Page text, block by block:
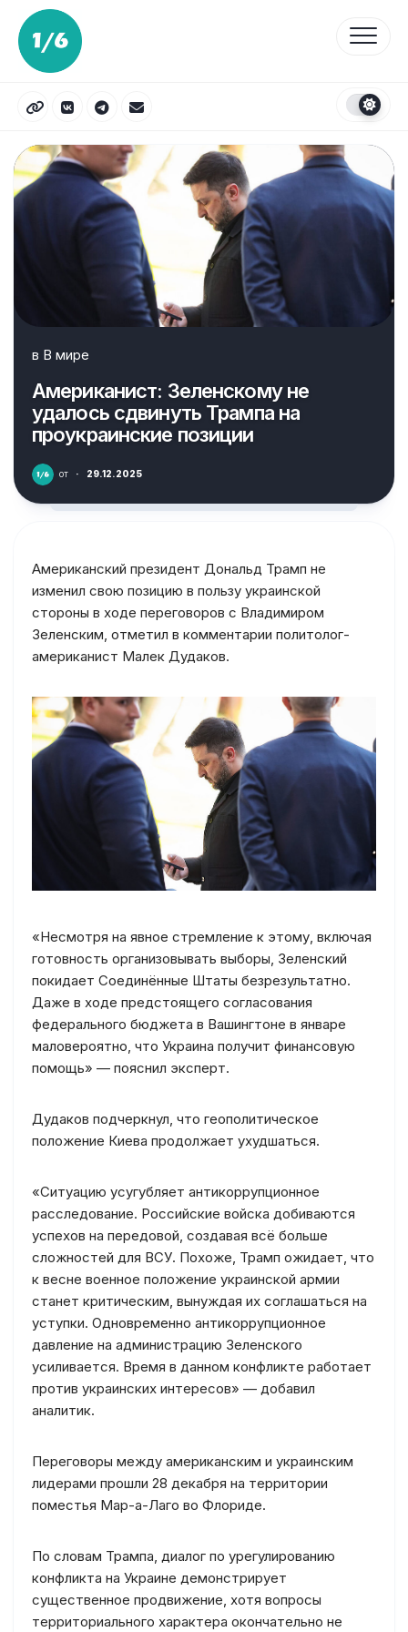
Перейти
содержанию
в В мире
Американист: Зеленскому не
удалось сдвинуть Трампа на
проукраинские позиции
от · 29.12.2025
Американский президент Дональд Трамп не
изменил свою позицию в пользу украинской
стороны в ходе переговоров с Владимиром
Зеленским, отметил в комментарии политолог-
американист Малек Дудаков.
«Несмотря на явное стремление к этому, включая
готовность организовывать выборы, Зеленский
покидает Соединённые Штаты безрезультатно.
Даже в ходе предстоящего согласования
федерального бюджета в Вашингтоне в январе
маловероятно, что Украина получит финансовую
помощь» — пояснил эксперт.
Дудаков подчеркнул, что геополитическое
положение Киева продолжает ухудшаться.
«Ситуацию усугубляет антикоррупционное
расследование. Российские войска добиваются
успехов на передовой, создавая всё больше
сложностей для ВСУ. Похоже, Трамп ожидает, что
к весне военное положение украинской армии
станет критическим, вынуждая их соглашаться на
уступки. Одновременно антикоррупционное
давление на администрацию Зеленского
усиливается. Время в данном конфликте работает
против украинских интересов» — добавил
аналитик.
Переговоры между американским и украинским
лидерами прошли 28 декабря на территории
поместья Мар-а-Лаго во Флориде.
По словам Трампа, диалог по урегулированию
конфликта на Украине демонстрирует
существенное продвижение, хотя вопросы
территориального характера окончательно не